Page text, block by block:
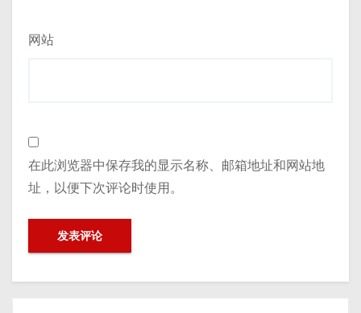
网站
在此浏览器中保存我的显示名称、邮箱地址和网站地
址，以便下次评论时使用。